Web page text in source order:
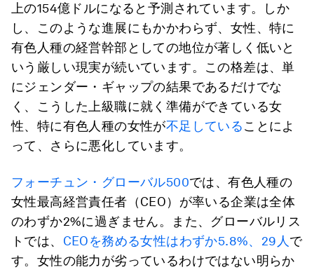
上の154億ドルになると予測されています。しか
し、このような進展にもかかわらず、女性、特に
有色人種の経営幹部としての地位が著しく低いと
いう厳しい現実が続いています。この格差は、単
にジェンダー・ギャップの結果であるだけでな
く、こうした上級職に就く準備ができている女
性、特に有色人種の女性が不足していることによ
って、さらに悪化しています。
フォーチュン・グローバル500では、有色人種の
女性最高経営責任者（CEO）が率いる企業は全体
のわずか2%に過ぎません。また、グローバルリス
トでは、 CEOを務める女性はわずか5.8%、29人 で
す。女性の能力が劣っているわけではない明らか